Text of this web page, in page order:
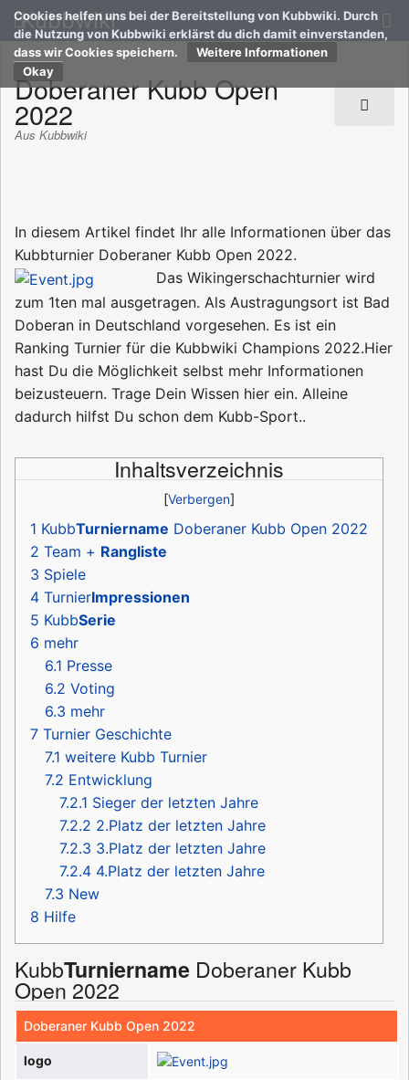
Cookies helfen uns bei der Bereitstellung von Kubbwiki. Durch
die Nutzung von Kubbwiki erklärst du dich damit einverstanden,
dass wir Cookies speichern.
Weitere Informationen
Kubbwiki
Doberaner Kubb Open
2022
Aus Kubbwiki
In diesem Artikel findet Ihr alle Informationen über das
Kubbturnier Doberaner Kubb Open 2022.
Das Wikingerschachturnier wird
zum 1ten mal ausgetragen. Als Austragungsort ist Bad
Doberan in Deutschland vorgesehen. Es ist ein
Ranking Turnier für die Kubbwiki Champions 2022.Hier
hast Du die Möglichkeit selbst mehr Informationen
beizusteuern. Trage Dein Wissen hier ein. Alleine
dadurch hilfst Du schon dem Kubb-Sport..
Inhaltsverzeichnis
1 KubbTurniername Doberaner Kubb Open 2022
2 Team + Rangliste
3 Spiele
4 TurnierImpressionen
5 KubbSerie
6 mehr
6.1 Presse
6.2 Voting
6.3 mehr
7 Turnier Geschichte
7.1 weitere Kubb Turnier
7.2 Entwicklung
7.2.1 Sieger der letzten Jahre
7.2.2 2.Platz der letzten Jahre
7.2.3 3.Platz der letzten Jahre
7.2.4 4.Platz der letzten Jahre
7.3 New
8 Hilfe
KubbTurniername Doberaner Kubb
Open 2022
Doberaner Kubb Open 2022
logo